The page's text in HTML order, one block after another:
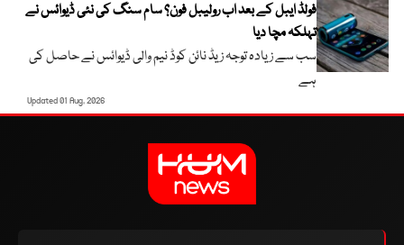
فولڈ ایبل کے بعد اب رولیبل فون؟ سام سنگ کی نئی ڈیوائس نے
تہلکہ مچا دیا
سب سے زیادہ توجہ زیڈ نائن کوڈ نیم والی ڈیوائس نے حاصل کی
ہے
Updated 01 Aug, 2026